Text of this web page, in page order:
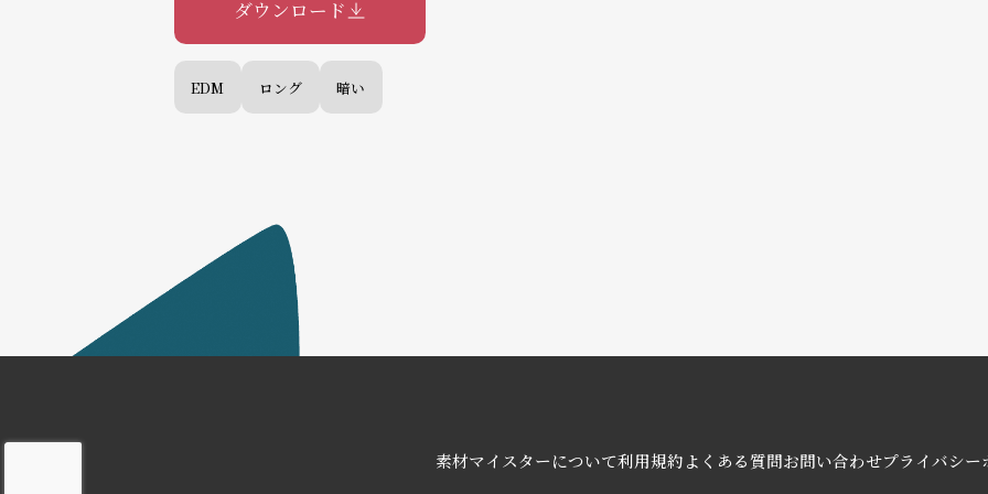
ダウンロード
EDM ロング 暗い
素材マイスターについて利用規約よくある質問お問い合わせプライバシー